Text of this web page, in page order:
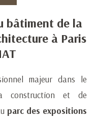
bâtiment de la
à Paris
majeur dans le
construction et de
parc des expositions